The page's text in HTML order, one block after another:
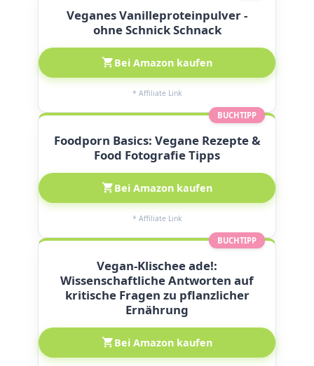
Veganes Vanilleproteinpulver -
ohne Schnick Schnack
Bei Amazon kaufen
* Affiliate Link
BUCHTIPP
Foodporn Basics: Vegane Rezepte &
Food Fotografie Tipps
Bei Amazon kaufen
* Affiliate Link
BUCHTIPP
Vegan-Klischee ade!:
Wissenschaftliche Antworten auf
kritische Fragen zu pflanzlicher
Ernährung
Bei Amazon kaufen